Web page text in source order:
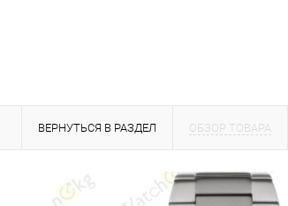
ВЕРНУТЬСЯ В РАЗДЕЛ ОБЗОР ТОВАРА